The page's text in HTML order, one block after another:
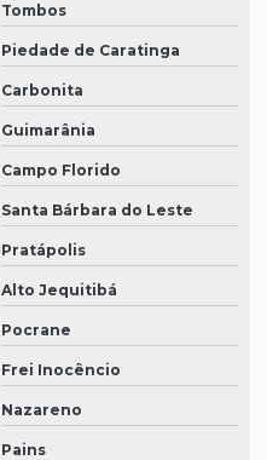
Tombos
Piedade de Caratinga
Carbonita
Guimarânia
Campo Florido
Santa Bárbara do Leste
Pratápolis
Alto Jequitibá
Pocrane
Frei Inocêncio
Nazareno
Pains